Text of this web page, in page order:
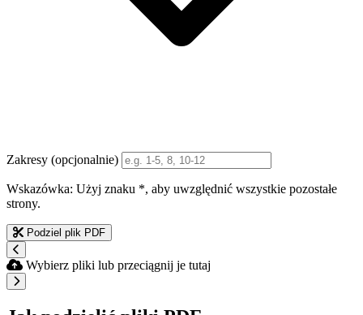
Zakresy (opcjonalnie)
Wskazówka: Użyj znaku *, aby uwzględnić wszystkie pozostałe
strony.
Podziel plik PDF
Wybierz pliki lub przeciągnij je tutaj